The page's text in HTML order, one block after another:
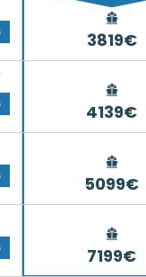
3819€
4139€
5099€
7199€